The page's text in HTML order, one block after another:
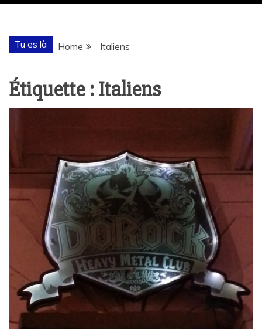
Tu es là Home Italiens
Étiquette :Italiens